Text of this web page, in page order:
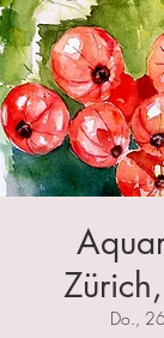
Do.,